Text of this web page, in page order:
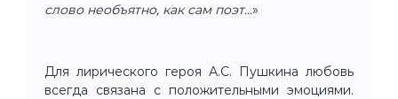
слово необъятно, как сам поэт…»
Для лирического героя А.С. Пушкина любовь
всегда связана с положительными эмоциями.